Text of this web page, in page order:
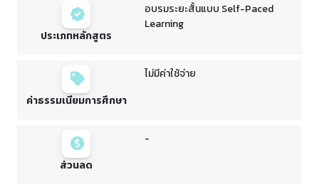
ประเภทหลักสูตร
อบรมระยะสั้นแบบ Self-Paced
Learning
ค่าธรรมเนียมการศึกษา
ไม่มีค่าใช้จ่าย
ส่วนลด
-